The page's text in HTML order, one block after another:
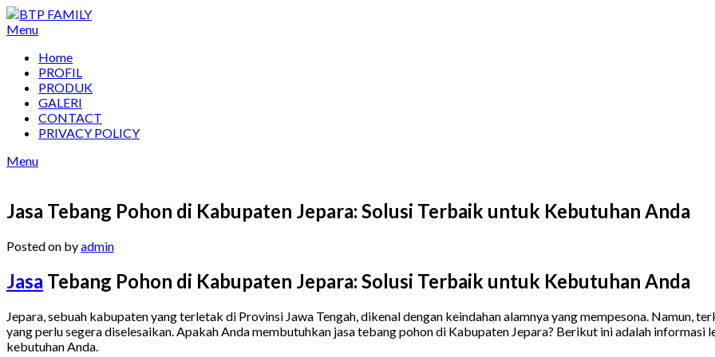
Skip
to
Menu
Home
PROFIL
PRODUK
GALERI
CONTACT
PRIVACY POLICY
Menu
Jasa Tebang Pohon di Kabupaten Jepara: Solusi Terbaik untuk Kebutuhan Anda
Posted on byadmin
Jasa Tebang Pohon di Kabupaten Jepara: Solusi Terbaik untuk Kebutuhan Anda
Jepara, sebuah kabupaten yang terletak di Provinsi Jawa Tengah, dikenal dengan keindahan alamnya yang mempesona. Namun,
yang perlu segera diselesaikan. Apakah Anda membutuhkan jasa tebang pohon di Kabupaten Jepara? Berikut ini adalah informasi
kebutuhan Anda.